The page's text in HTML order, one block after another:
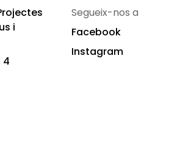
i
4
Segueix-nos a
Facebook
Instagram